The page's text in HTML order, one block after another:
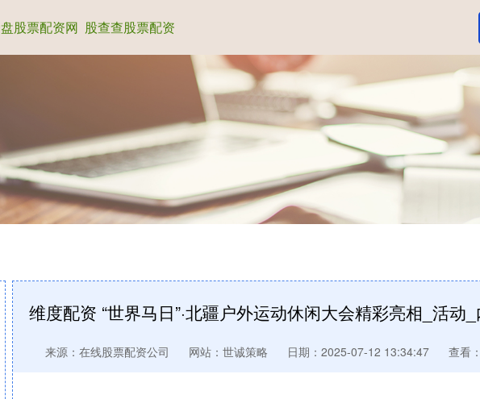
股票配资网 股查查股票配资
维度配资 “世界马日”·北疆户外运动休闲大会精彩亮相_活动
来源：在线股票配资公司 网站：世诚策略 日期：2025-07-12 13:34:47 查看